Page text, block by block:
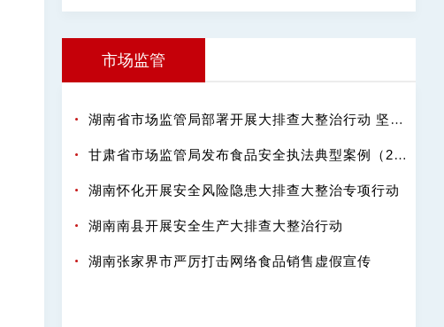
市场监管
湖南省市场监管局部署开展大排查大整治行动 坚决守护百姓舌尖安全
甘肃省市场监管局发布食品安全执法典型案例（2025-2026年度）
湖南怀化开展安全风险隐患大排查大整治专项行动
湖南南县开展安全生产大排查大整治行动
湖南张家界市严厉打击网络食品销售虚假宣传